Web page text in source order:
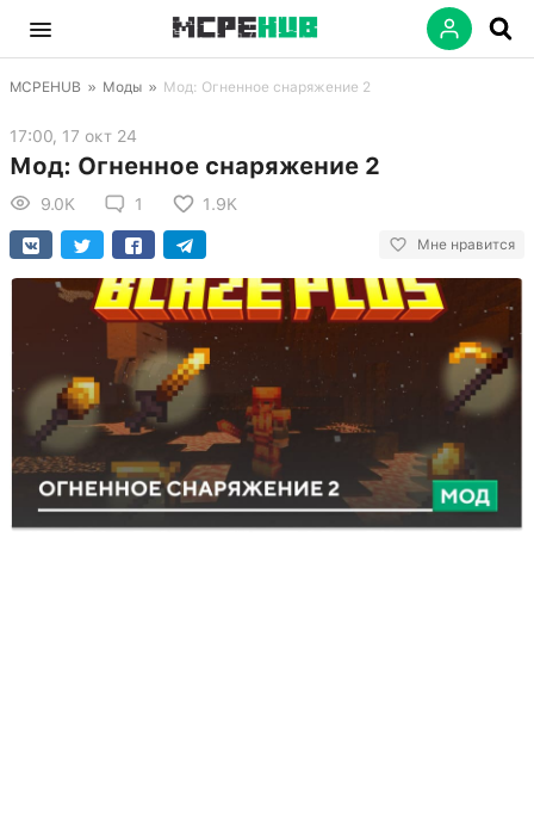
MCPEHUB » Моды » Мод: Огненное снаряжение 2
17:00, 17 окт 24
Мод: Огненное снаряжение 2
9.0K 1 1.9K
Мне нравится